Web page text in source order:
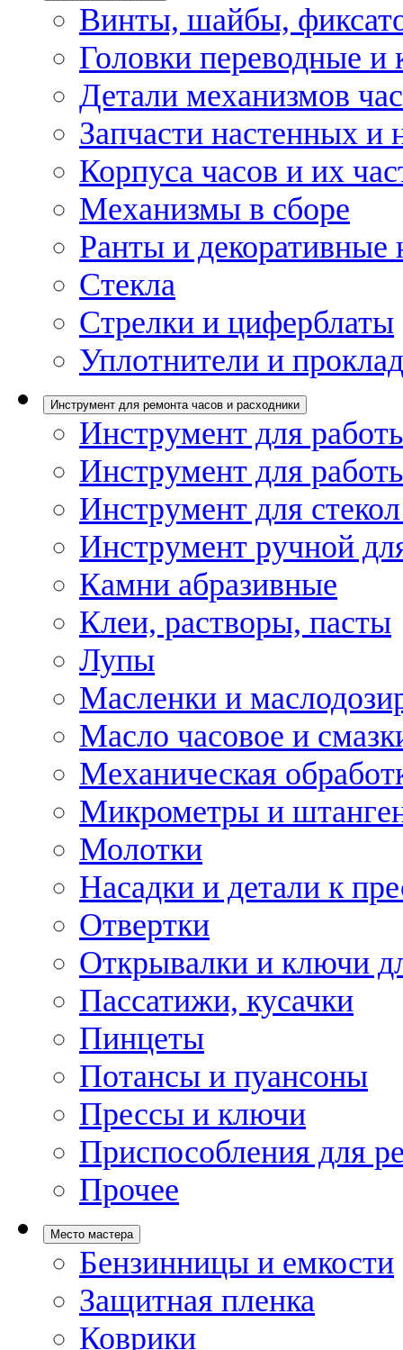
Винты, шайбы,
Головки переводные и
Детали механизмов
Запчасти настенных и
Корпуса часов и их
Механизмы в сборе
Ранты и декоративные
Стекла
Стрелки и циферблаты
Уплотнители и
Инструмент для ремонта часов и расходники
Инструмент для
Инструмент для
Инструмент для
Инструмент ручной
Камни абразивные
Клеи, растворы, пасты
Лупы
Масленки и
Масло часовое и
Механическая
Микрометры и
Молотки
Насадки и детали к
Отвертки
Открывалки и ключи
Пассатижи, кусачки
Пинцеты
Потансы и пуансоны
Прессы и ключи
Приспособления для
Прочее
Место мастера
Бензинницы и емкости
Защитная пленка
Коврики